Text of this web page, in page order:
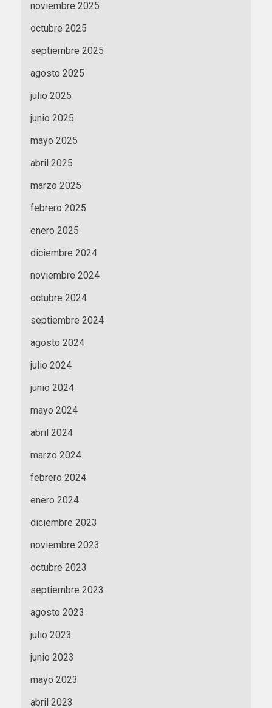
noviembre 2025
octubre 2025
septiembre 2025
agosto 2025
julio 2025
junio 2025
mayo 2025
abril 2025
marzo 2025
febrero 2025
enero 2025
diciembre 2024
noviembre 2024
octubre 2024
septiembre 2024
agosto 2024
julio 2024
junio 2024
mayo 2024
abril 2024
marzo 2024
febrero 2024
enero 2024
diciembre 2023
noviembre 2023
octubre 2023
septiembre 2023
agosto 2023
julio 2023
junio 2023
mayo 2023
abril 2023